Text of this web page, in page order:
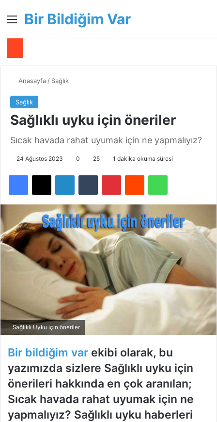
Menü
Bir Bildiğim Var
Anasayfa / Sağlık
Sağlık
Sağlıklı uyku için öneriler
Sıcak havada rahat uyumak için ne yapmalıyız?
24 Ağustos 2023 0 25 1 dakika okuma süresi
Sağlıklı Uyku için öneriler
Bir bildiğim var ekibi olarak, bu
yazımızda sizlere Sağlıklı uyku için
önerileri hakkında en çok aranılan;
Sıcak havada rahat uyumak için ne
yapmalıyız? Sağlıklı uyku haberleri